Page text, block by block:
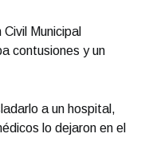
Municipal
contusiones y un
a un hospital,
lo dejaron en el